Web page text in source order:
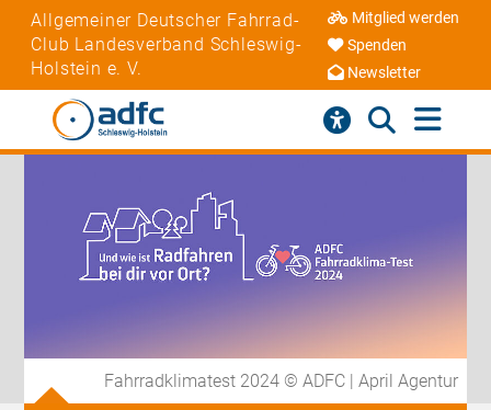
Allgemeiner Deutscher Fahrrad-
Club Landesverband Schleswig-
Holstein e. V.
Mitglied werden
Spenden
Newsletter
Fahrradklimatest 2024 © ADFC | April Agentur